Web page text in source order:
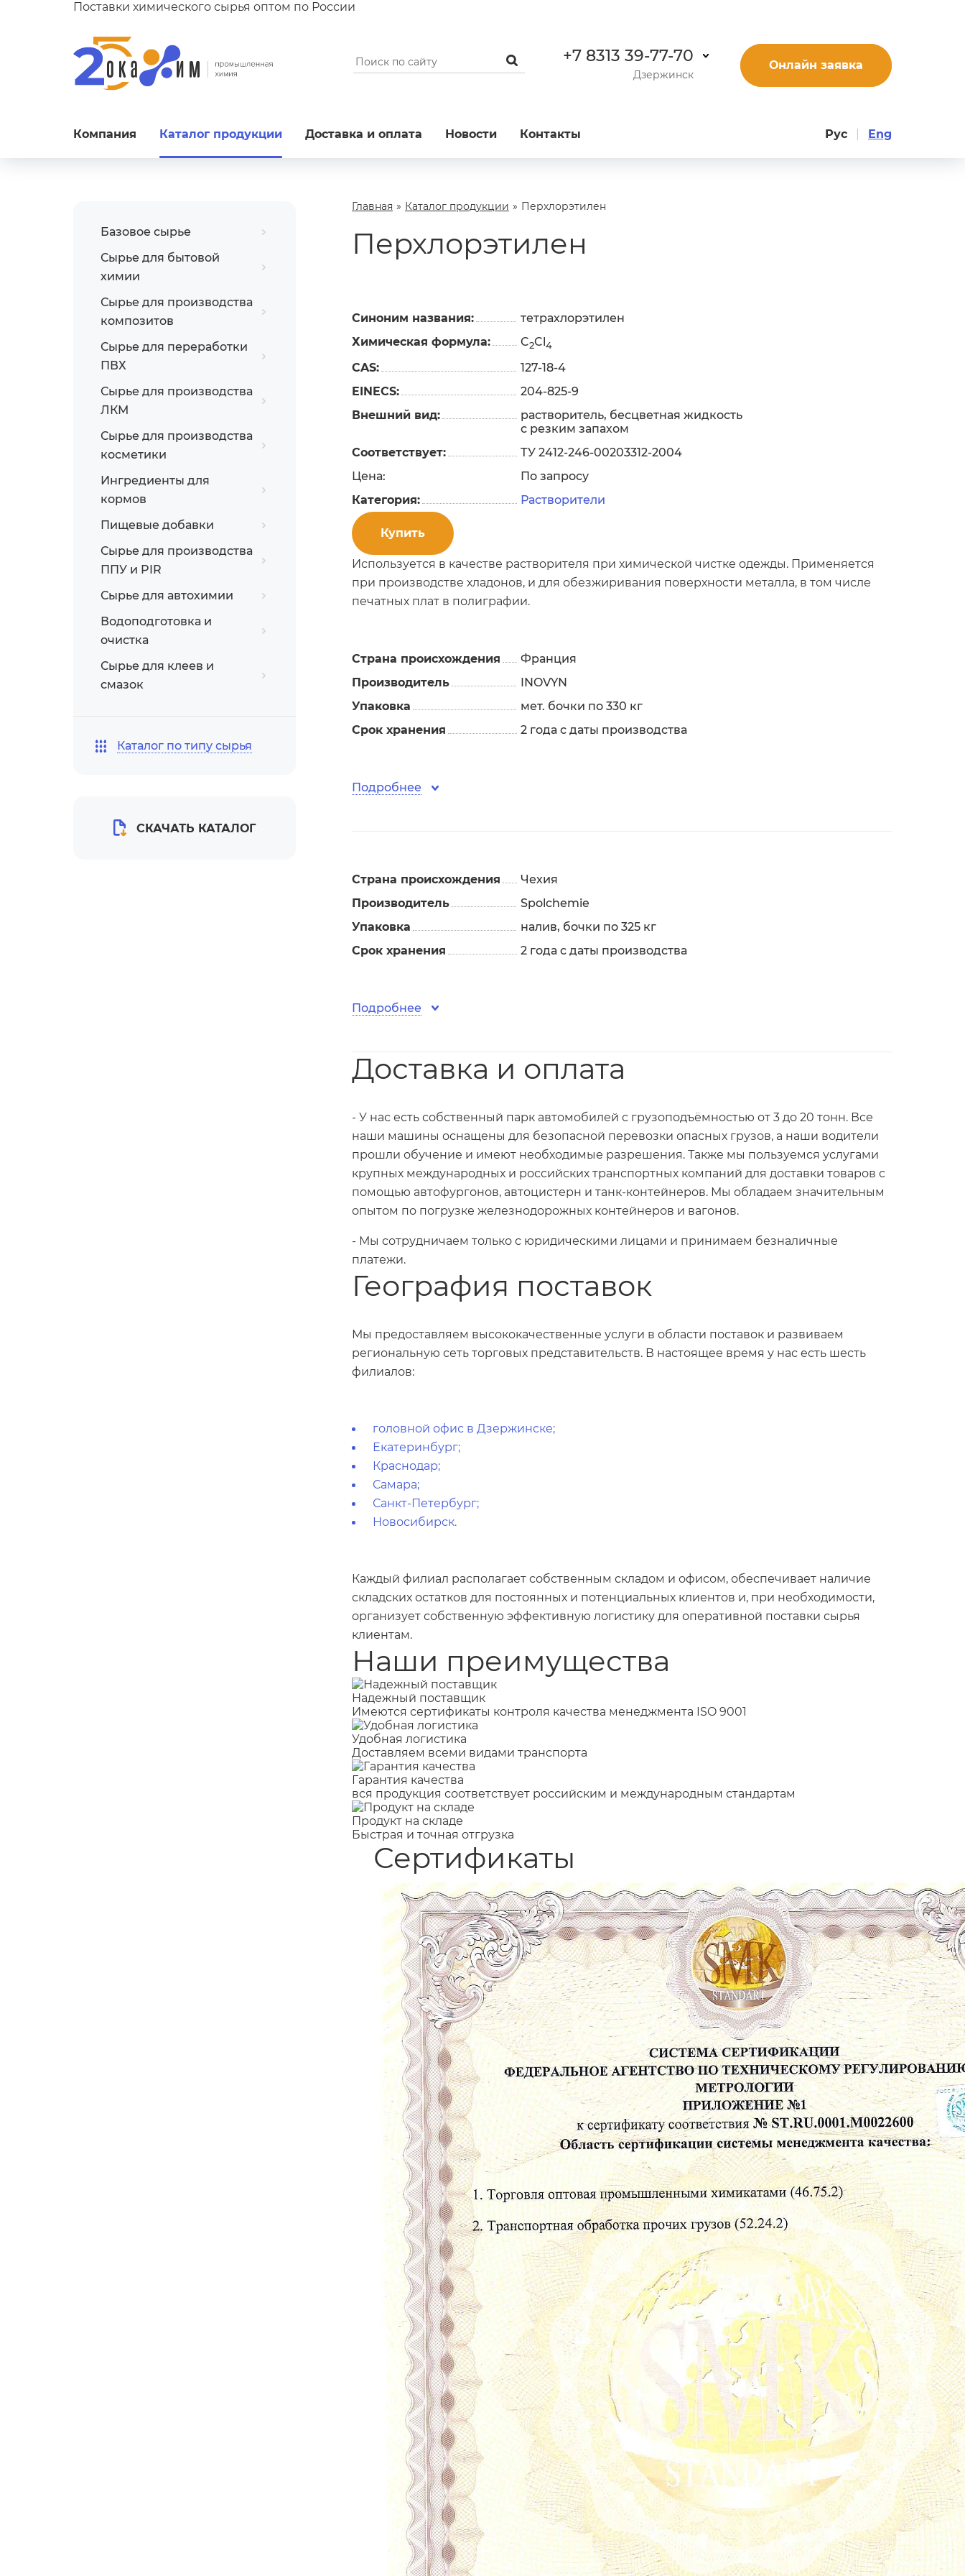
Поставки химического сырья оптом по России
+7 8313 39-77-70
Дзержинск
Онлайн заявка
Компания Каталог продукции Доставка и оплата Новости Контакты Рус Eng
Базовое сырье
Сырье для бытовой
химии
Сырье для производства
композитов
Сырье для переработки
ПВХ
Сырье для производства
ЛКМ
Сырье для производства
косметики
Ингредиенты для
кормов
Пищевые добавки
Сырье для производства
ППУ и PIR
Сырье для автохимии
Водоподготовка и
очистка
Сырье для клеев и
смазок
Каталог по типу сырья
СКАЧАТЬ КАТАЛОГ
Главная » Каталог продукции » Перхлорэтилен
Перхлорэтилен
Синоним названия:
тетрахлорэтилен
Химическая формула:
C2Cl 4
CAS:
127-18-4
EINECS:
204-825-9
Внешний вид:
растворитель, бесцветная жидкость
с резким запахом
Соответствует:
ТУ 2412-246-00203312-2004
Цена:
По запросу
Категория:
Растворители
Купить
Используется в качестве растворителя при химической чистке одежды. Применяется
при производстве хладонов, и для обезжиривания поверхности металла, в том числе
печатных плат в полиграфии.
Страна происхождения
Франция
Производитель
INOVYN
Упаковка
мет. бочки по 330 кг
Срок хранения
2 года с даты производства
Подробнее
Страна происхождения
Чехия
Производитель
Spolchemie
Упаковка
налив, бочки по 325 кг
Срок хранения
2 года с даты производства
Подробнее
Доставка и оплата
- У нас есть собственный парк автомобилей с грузоподъёмностью от 3 до 20 тонн. Все
наши машины оснащены для безопасной перевозки опасных грузов, а наши водители
прошли обучение и имеют необходимые разрешения. Также мы пользуемся услугами
крупных международных и российских транспортных компаний для доставки товаров с
помощью автофургонов, автоцистерн и танк-контейнеров. Мы обладаем значительным
опытом по погрузке железнодорожных контейнеров и вагонов.
- Мы сотрудничаем только с юридическими лицами и принимаем безналичные
платежи.
География поставок
Мы предоставляем высококачественные услуги в области поставок и развиваем
региональную сеть торговых представительств. В настоящее время у нас есть шесть
филиалов:
головной офис в Дзержинске;
Екатеринбург;
Краснодар;
Самара;
Санкт-Петербург;
Новосибирск.
Каждый филиал располагает собственным складом и офисом, обеспечивает наличие
складских остатков для постоянных и потенциальных клиентов и, при необходимости,
организует собственную эффективную логистику для оперативной поставки сырья
клиентам.
Наши преимущества
Надежный поставщик
Имеются сертификаты контроля качества менеджмента ISO 9001
Удобная логистика
Доставляем всеми видами транспорта
Гарантия качества
вся продукция соответствует российским и международным стандартам
Продукт на складе
Быстрая и точная отгрузка
Сертификаты